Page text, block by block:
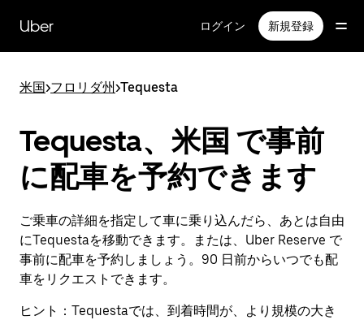
Uber ログイン 新規登録
米国>フロリダ州>Tequesta
Tequesta、米国 で事前
に配車を予約できます
ご乗車の詳細を指定して車に乗り込んだら、あとは自由
にTequestaを移動できます。または、Uber Reserve で
事前に配車を予約しましょう。90 日前からいつでも配
車をリクエストできます。
ヒント： Tequestaでは、到着時間が、より規模の大き